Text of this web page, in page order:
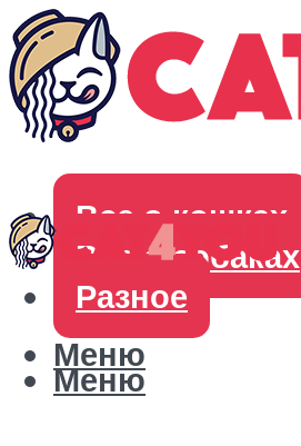
Все о кошках
Все о собаках
Разное
Меню
Меню